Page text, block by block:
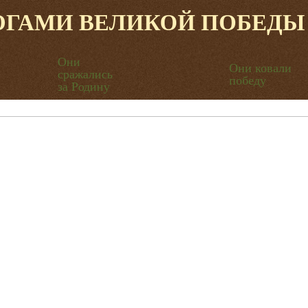
ВЕЛИКОЙ ПОБЕДЫ
Они
сражались
за Родину
Они ковали
победу